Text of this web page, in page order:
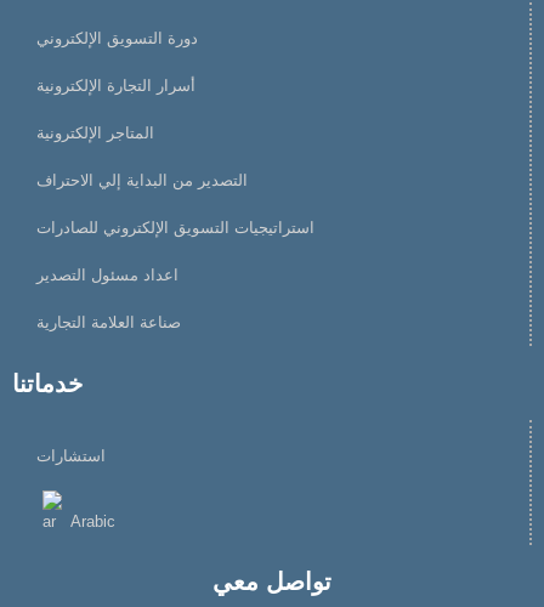
دورة التسويق الإلكتروني
أسرار التجارة الإلكترونية
المتاجر الإلكترونية
التصدير من البداية إلي الاحتراف
استراتيجيات التسويق الإلكتروني للصادرات
اعداد مسئول التصدير
صناعة العلامة التجارية
خدماتنا
استشارات
Arabic
تواصل معي